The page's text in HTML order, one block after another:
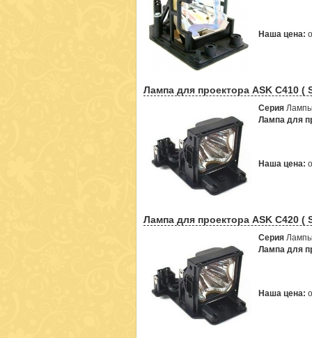
Наша цена:
Лампа для проектора ASK C410 (
Серия
Лампа для
Наша цена:
Лампа для проектора ASK C420 (
Серия
Лампа для
Наша цена: